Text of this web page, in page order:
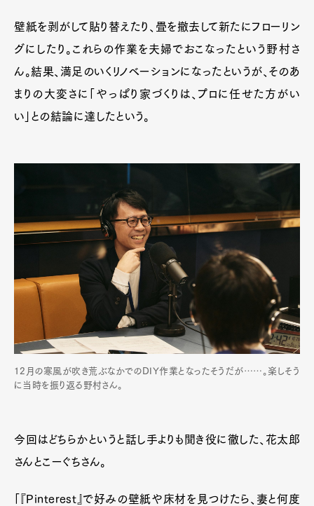
壁紙を剥がして貼り替えたり、畳を撤去して新たにフローリン
グにしたり。これらの作業を夫婦でおこなったという野村さ
ん。結果、満足のいくリノベーションになったというが、そのあ
まりの大変さに「やっぱり家づくりは、プロに任せた方がい
い」との結論に達したという。
12月の寒風が吹き荒ぶなかでのDIY作業となったそうだが……。楽しそう
に当時を振り返る野村さん。
今回はどちらかというと話し手よりも聞き役に徹した、花太郎
さんとこーぐちさん。
「『Pinterest』で好みの壁紙や床材を見つけたら、妻と何度